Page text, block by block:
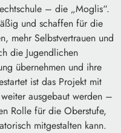
– die „Moglis“.
und schaffen für die
mehr Selbstvertrauen und
die Jugendlichen
übernehmen und ihre
ist das Projekt mit
ausgebaut werden –
Rolle für die Oberstufe,
mitgestalten kann.